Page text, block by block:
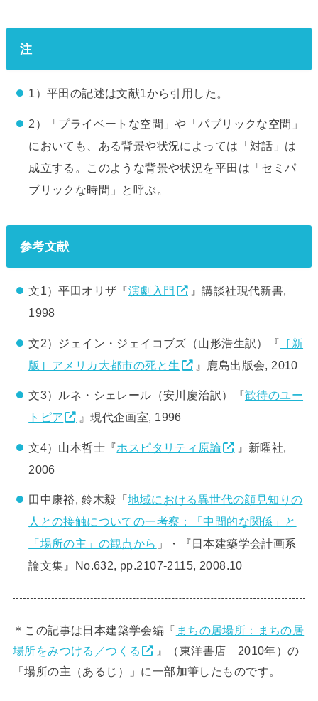
注
1）平田の記述は文献1から引用した。
2）「プライベートな空間」や「パブリックな空間」
においても、ある背景や状況によっては「対話」は
成立する。このような背景や状況を平田は「セミパ
ブリックな時間」と呼ぶ。
参考文献
文1）平田オリザ『演劇入門
』講談社現代新書,
1998
文2）ジェイン・ジェイコブズ（山形浩生訳）『 ［新
版］アメリカ大都市の死と生
』鹿島出版会, 2010
文3）ルネ・シェレール（安川慶治訳）『歓待のユー
トピア
』現代企画室, 1996
文4）山本哲士『ホスピタリティ原論
』新曜社,
2006
田中康裕, 鈴木毅「地域における異世代の顔見知りの
人との接触についての一考察：「中間的な関係」と
「場所の主」の観点から 」・『日本建築学会計画系
論文集』No.632, pp.2107-2115, 2008.10
＊この記事は日本建築学会編『 まちの居場所：まちの居
場所をみつける／つくる
』（東洋書店 2010年）の
「場所の主（あるじ）」に一部加筆したものです。